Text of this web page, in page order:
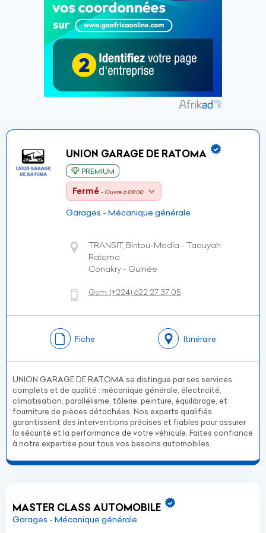
UNION GARAGE DE RATOMA
PREMIUM
Fermé - Ouvre à 08:00
Garages - Mécanique générale
TRANSIT, Bintou-Modia - Taouyah
Ratoma
Conakry - Guinée
Gsm:(+224) 622 27 37 05
Fiche Itinéraire
UNION GARAGE DE RATOMA se distingue par ses services
complets et de qualité : mécanique générale, électricité,
climatisation, parallélisme, tôlerie, peinture, équilibrage, et
fourniture de pièces détachées. Nos experts qualifiés
garantissent des interventions précises et fiables pour assurer
la sécurité et la performance de votre véhicule. Faites confiance
à notre expertise pour tous vos besoins automobiles.
MASTER CLASS AUTOMOBILE
Garages - Mécanique générale